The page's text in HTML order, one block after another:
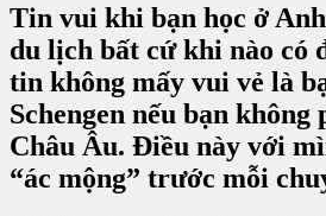
Tin vui khi bạn học ở
du lịch bất cứ khi nào có
tin không mấy vui vẻ là
Schengen nếu bạn không
Châu Âu. Điều này với
“ác mộng” trước mỗi